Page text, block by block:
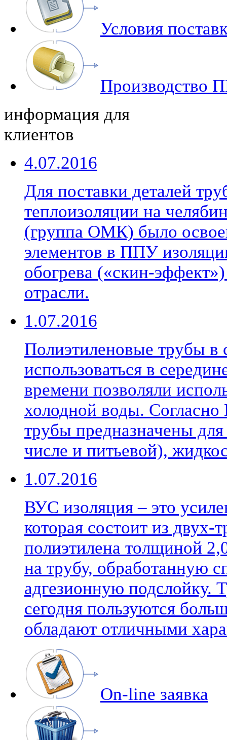
Условия
Производство
информация для
клиентов
4.07.2016
Для поставки деталей
теплоизоляции на
(группа ОМК) было
элементов в ППУ
обогрева («скин-
отрасли.
1.07.2016
Полиэтиленовые трубы в
использоваться в
времени позволяли
холодной воды.
трубы предназначены
числе и питьевой),
1.07.2016
ВУС изоляция – это
которая состоит из двух-
полиэтилена толщиной
на трубу, обработанную
адгезионную подслойку.
сегодня пользуются
обладают отличными
On-line заявка